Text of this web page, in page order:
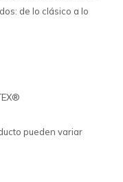
de lo clásico a lo
pueden variar